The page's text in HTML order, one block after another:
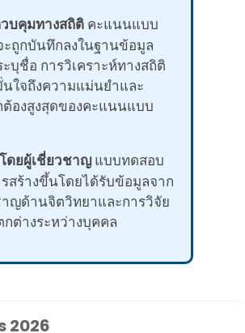
บคุมทางสถิติ คะแนนแบบ
ถูกบันทึกลงในฐานข้อมูล
บุชื่อ การวิเคราะห์ทางสถิติ
ใจถึงความแม่นยำและ
องสูงสุดของคะแนนแบบ
ดยผู้เชี่ยวชาญแบบทดสอบ
สร้างขึ้นโดยได้รับข้อมูลจาก
ญด้านจิตวิทยาและการวิจัย
ต่างระหว่างบุคคล
2026